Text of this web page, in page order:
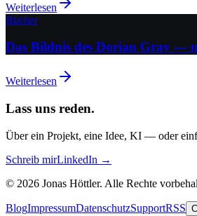
Weiterlesen
Bücher
Das Bildnis des Dorian Gray —
Weiterlesen
Lass uns reden.
Über ein Projekt, eine Idee, KI — oder
Schreib mirLinkedIn →
© 2026 Jonas Höttler. Alle Rechte
BlogImpressumDatenschutzSupportRSS